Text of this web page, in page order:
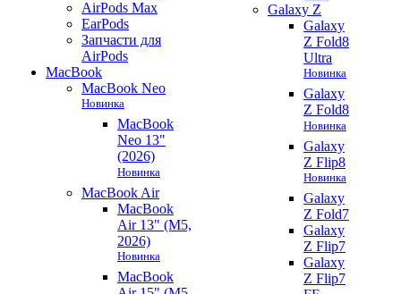
AirPods Max
EarPods
Запчасти для
AirPods
MacBook
MacBook Neo
Новинка
MacBook
Neo 13"
(2026)
Новинка
MacBook Air
MacBook
Air 13" (M5,
2026)
Новинка
MacBook
Galaxy Z
Galaxy
Z Fold8
Ultra
Новинка
Galaxy
Z Fold8
Новинка
Galaxy
Z Flip8
Новинка
Galaxy
Z Fold7
Galaxy
Z Flip7
Galaxy
Z Flip7